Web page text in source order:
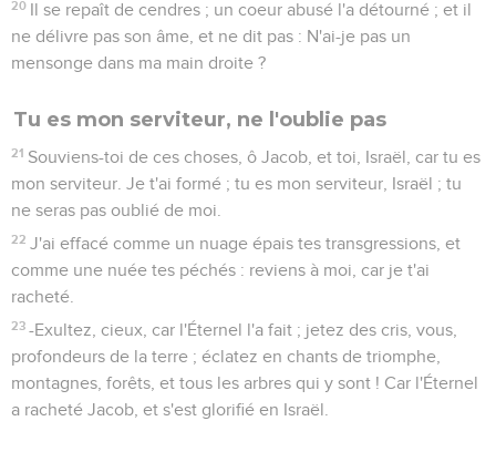
20 Il se repaît de cendres ; un coeur abusé l'a détourné ; et il
ne délivre pas son âme, et ne dit pas : N'ai-je pas un
mensonge dans ma main droite ?
Tu es mon serviteur, ne l'oublie pas
21 Souviens-toi de ces choses, ô Jacob, et toi, Israël, car tu es
mon serviteur. Je t'ai formé ; tu es mon serviteur, Israël ; tu
ne seras pas oublié de moi.
22 J'ai effacé comme un nuage épais tes transgressions, et
comme une nuée tes péchés : reviens à moi, car je t'ai
racheté.
23 -Exultez, cieux, car l'Éternel l'a fait ; jetez des cris, vous,
profondeurs de la terre ; éclatez en chants de triomphe,
montagnes, forêts, et tous les arbres qui y sont ! Car l'Éternel
a racheté Jacob, et s'est glorifié en Israël.